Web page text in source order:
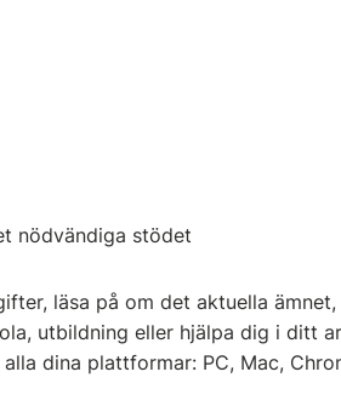
nödvändiga stödet
läsa på om det aktuella
utbildning eller hjälpa dig i ditt
dina plattformar: PC, Mac,